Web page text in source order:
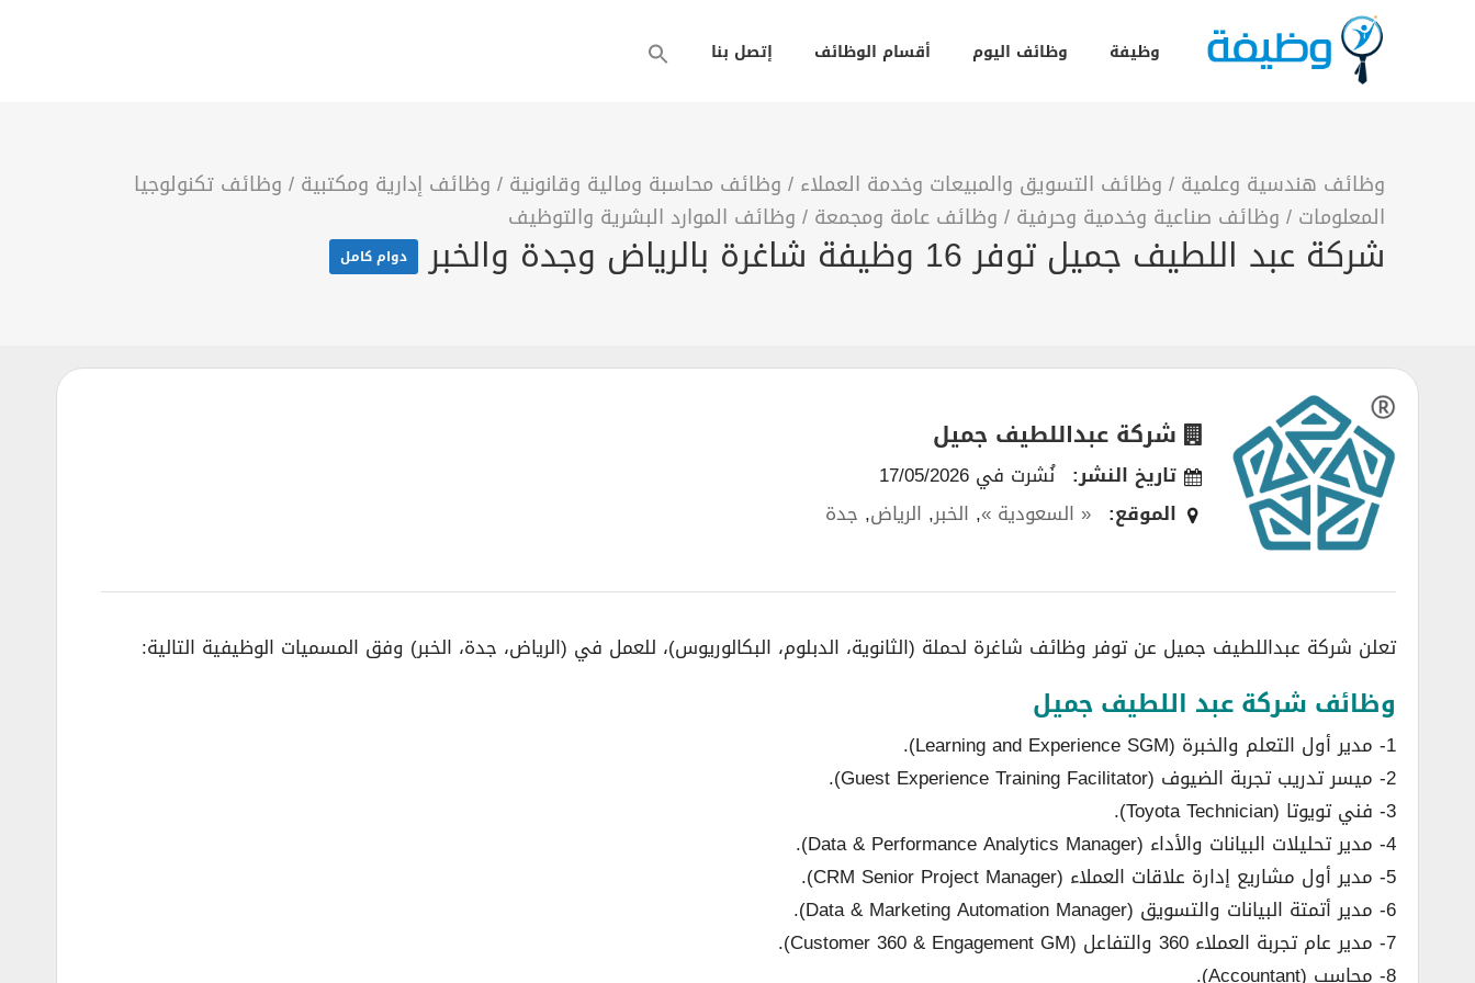
وظيفة وظائف اليوم أقسام الوظائف إتصل بنا
وظائف هندسية وعلمية / وظائف التسويق والمبيعات وخدمة العملاء / وظائف محاسبة ومالية وقانونية / وظائف إدارية ومكتبية / وظائف تكنولوجيا
المعلومات / وظائف صناعية وخدمية وحرفية / وظائف عامة ومجمعة / وظائف الموارد البشرية والتوظيف
شركة عبد اللطيف جميل توفر 16 وظيفة شاغرة بالرياض وجدة والخبر دوام كامل
شركة عبداللطيف جميل
تاريخ النشر: نُشرت في 17/05/2026
الموقع: « السعودية », الخبر, الرياض, جدة
تعلن شركة عبداللطيف جميل عن توفر وظائف شاغرة لحملة (الثانوية، الدبلوم، البكالوريوس)، للعمل في (الرياض، جدة، الخبر) وفق المسميات الوظيفية التالية:
وظائف شركة عبد اللطيف جميل
1- مدير أول التعلم والخبرة (Learning and Experience SGM).
2- ميسر تدريب تجربة الضيوف (Guest Experience Training Facilitator).
3- فني تويوتا (Toyota Technician).
4- مدير تحليلات البيانات والأداء (Data & Performance Analytics Manager).
5- مدير أول مشاريع إدارة علاقات العملاء (CRM Senior Project Manager).
6- مدير أتمتة البيانات والتسويق (Data & Marketing Automation Manager).
7- مدير عام تجربة العملاء 360 والتفاعل (Customer 360 & Engagement GM).
8- محاسب (Accountant).